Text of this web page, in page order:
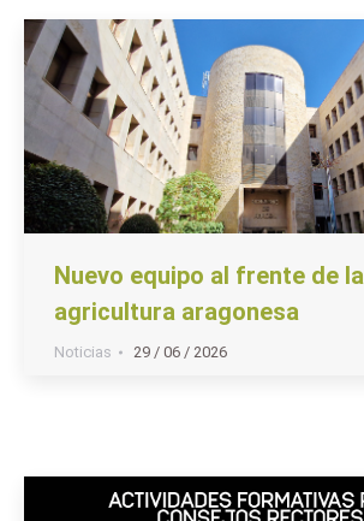
Nuevo equipo al frente de la
agricultura aragonesa
Noticias 29 / 06 / 2026